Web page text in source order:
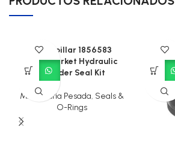
Caterpillar 1856583
Aftermarket Hydraulic
Cylinder Seal Kit
Maquinaria Pesada, Seals &
O-Rings